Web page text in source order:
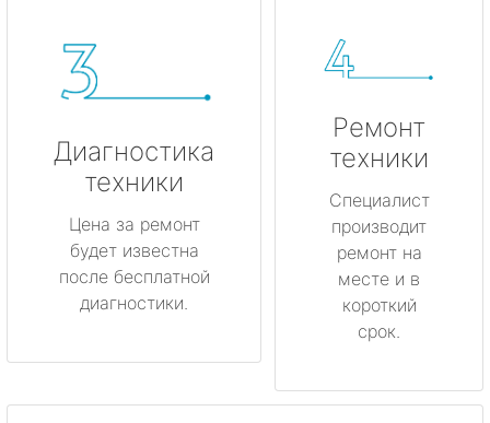
Диагностика
техники
Цена за ремонт
будет известна
после бесплатной
диагностики.
Ремонт
техники
Специалист
производит
ремонт на
месте и в
короткий
срок.